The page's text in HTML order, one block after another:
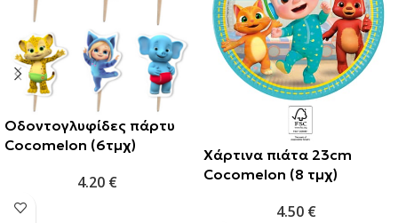
Οδοντογλυφίδες πάρτυ
Cocomelon (6τμχ)
4.20 €
Χάρτινα πιάτα 23cm
Cocomelon (8 τμχ)
4.50 €